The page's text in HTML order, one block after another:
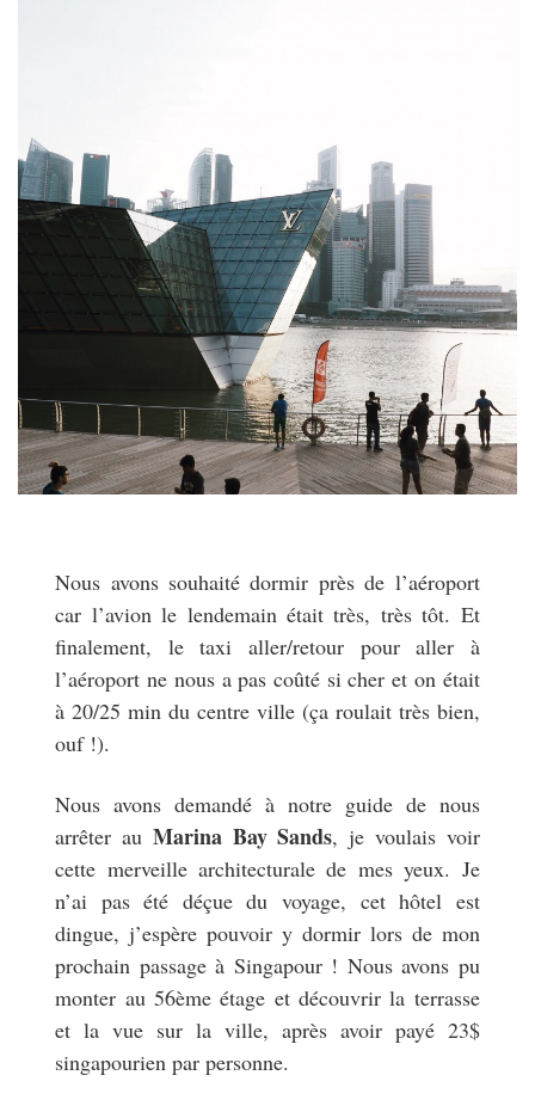
Nous avons souhaité dormir près de l’aéroport
car l’avion le lendemain était très, très tôt. Et
finalement, le taxi aller/retour pour aller à
l’aéroport ne nous a pas coûté si cher et on était
à 20/25 min du centre ville (ça roulait très bien,
ouf !).
Nous avons demandé à notre guide de nous
arrêter au Marina Bay Sands, je voulais voir
cette merveille architecturale de mes yeux. Je
n’ai pas été déçue du voyage, cet hôtel est
dingue, j’espère pouvoir y dormir lors de mon
prochain passage à Singapour ! Nous avons pu
monter au 56ème étage et découvrir la terrasse
et la vue sur la ville, après avoir payé 23$
singapourien par personne.